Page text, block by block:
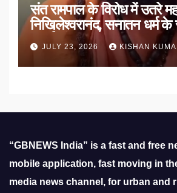
संत रामपाल के विरोध में उतरे
निखिलेश्वरानंद, सनातन धर्म के
उठाई मांग
JULY 23, 2026 KISHAN
“GBNEWS India” is a fast and free
mobile application, fast moving in
media news channel, for urban and